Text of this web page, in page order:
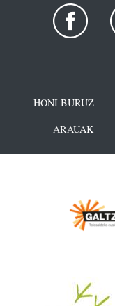
HONI BURUZ
ARAUAK